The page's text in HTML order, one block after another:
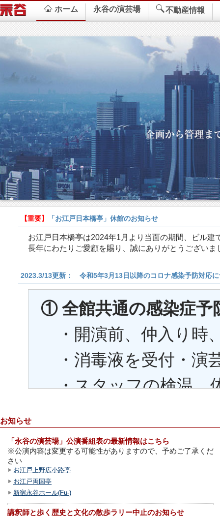
ホーム 永谷の演芸場 不動産情報
【重要】 「お江戸日本橋亭」休館のお知らせ
お江戸日本橋亭は2024年1月より当面の期間、ビル建
長年にわたりご愛顧を賜り、誠にありがとうございま
2023.3/13更新： 令和5年3月13日以降のコロナ感染予防対応
お知らせ